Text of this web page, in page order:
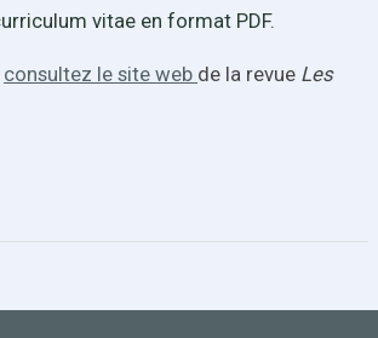
vitae en format PDF.
consultez le site web de la revue Les